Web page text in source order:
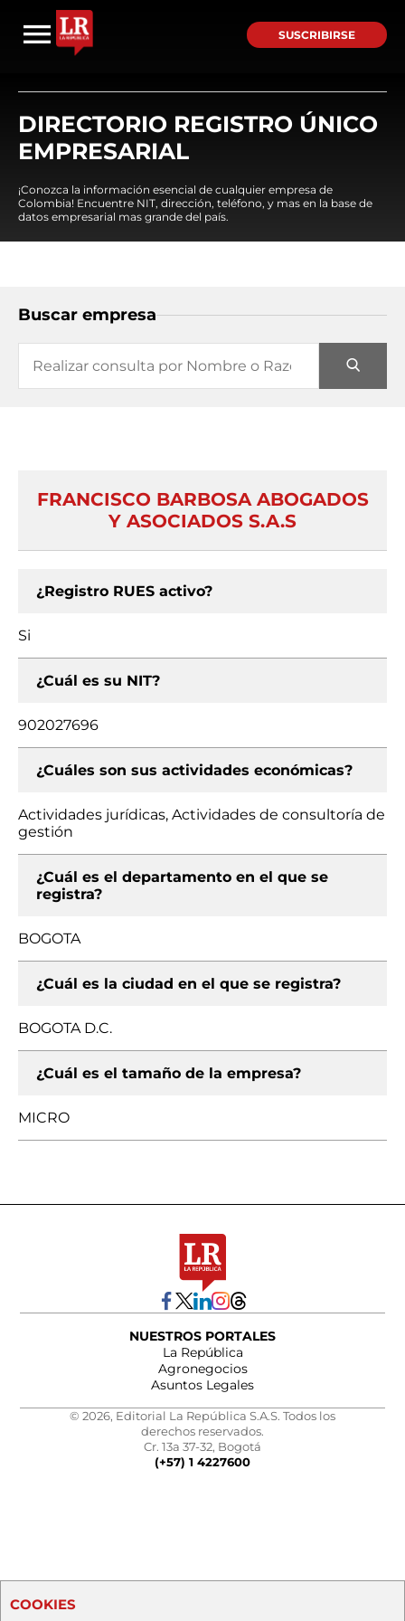
SUSCRIBIRSE
DIRECTORIO REGISTRO ÚNICO
EMPRESARIAL
¡Conozca la información esencial de cualquier empresa de
Colombia! Encuentre NIT, dirección, teléfono, y mas en la base de
datos empresarial mas grande del país.
Buscar empresa
FRANCISCO BARBOSA ABOGADOS
Y ASOCIADOS S.A.S
¿Registro RUES activo?
Si
¿Cuál es su NIT?
902027696
¿Cuáles son sus actividades económicas?
Actividades jurídicas, Actividades de consultoría de
gestión
¿Cuál es el departamento en el que se
registra?
BOGOTA
¿Cuál es la ciudad en el que se registra?
BOGOTA D.C.
¿Cuál es el tamaño de la empresa?
MICRO
NUESTROS PORTALES
La República
Agronegocios
Asuntos Legales
© 2026, Editorial La República S.A.S. Todos los
derechos reservados.
Cr. 13a 37-32, Bogotá
(+57) 1 4227600
COOKIES